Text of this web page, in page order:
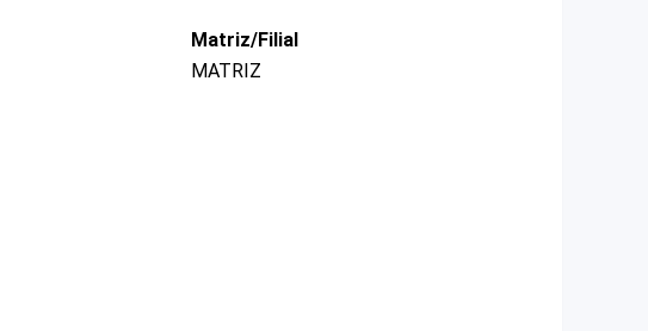
Matriz/Filial
MATRIZ